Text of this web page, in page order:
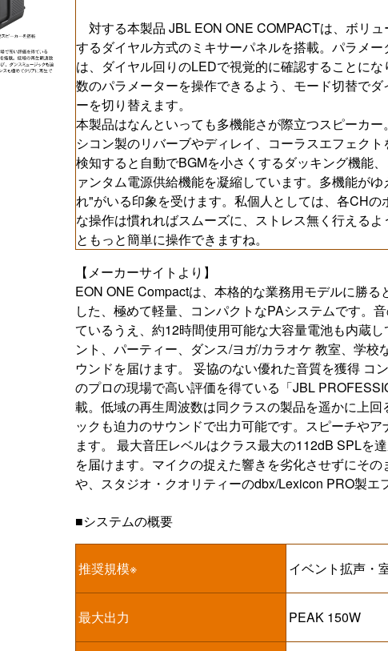
対する本製品 JBL EON ONE COMPACTは、ボリ
するダイヤル方式のミキサーパネルを搭載。パラメ
は、ダイヤル回りのLEDで視覚的に確認することに
数のパラメーターを操作できるよう、モード切替で
ーを切り替えます。
本製品はなんといっても多機能さが際立つスピーカ
シコン製のリバーブやディレイ、コーラスエフェク
検知すると自動でBGMを小さくするダッキング機能
ァンタム電源供給機能を凝縮しています。多機能が
れ"がいる印象を受けます。私個人としては、各CH
な操作は慣れればスムーズに、ストレス無く行える
ともっと簡単に操作できますね。
【メーカーサイトより】
EON ONE Compactは、本格的な業務用モデルに勝
した、極めて軽量、コンパクトなPAシステムです。
ているうえ、約12時間使用可能な大容量電池も内蔵
ント、パーティー、ダンス/ヨガ/カラオケ 教室、学校
ウンドを届けます。 妥協のない優れた音質を獲得 コ
のプロの現場で高い評価を得ている「JBL
載。低域の再生周波数は同クラスの製品を遥かに上
ックも迫力のサウンドで出力可能です。スピーチや
ます。 最大音圧レベルはクラス最大の112dB SPLを
を届けます。マイクの捉えた響きを劣化させずにそ
や、スタジオ・クオリティーのdbx/Lexicon PRO製エ
■システムの概要
推奨規模※ イベント拡声・
最大出力 PEAK 150W